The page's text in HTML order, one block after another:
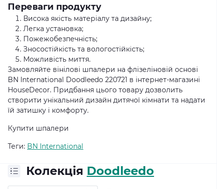
Переваги продукту
Висока якість матеріалу та дизайну;
Легка установка;
Пожежобезпечність;
Зносостійкість та вологостійкість;
Можливість миття.
Замовляйте вінілові шпалери на флізеліновій основі
BN International Doodleedo 220721 в інтернет-магазині
HouseDecor. Придбання цього товару дозволить
створити унікальний дизайн дитячої кімнати та надати
їй затишку і комфорту.
Купити шпалери
Теги: BN International
Колекція Doodleedo